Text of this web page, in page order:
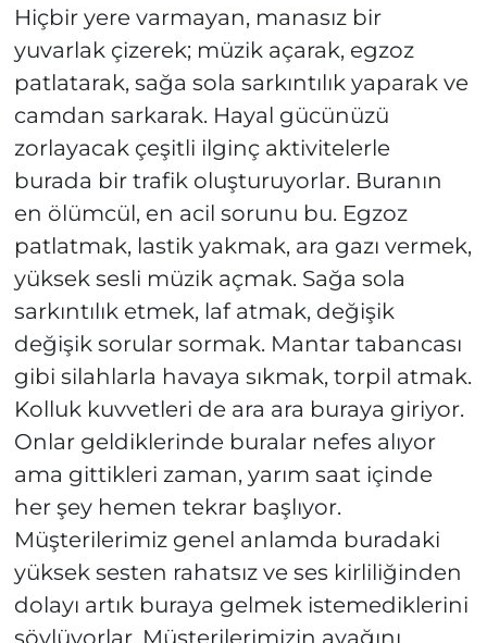
Hiçbir yere varmayan, manasız bir
yuvarlak çizerek; müzik açarak, egzoz
patlatarak, sağa sola sarkıntılık yaparak ve
camdan sarkarak. Hayal gücünüzü
zorlayacak çeşitli ilginç aktivitelerle
burada bir trafik oluşturuyorlar. Buranın
en ölümcül, en acil sorunu bu. Egzoz
patlatmak, lastik yakmak, ara gazı vermek,
yüksek sesli müzik açmak. Sağa sola
sarkıntılık etmek, laf atmak, değişik
değişik sorular sormak. Mantar tabancası
gibi silahlarla havaya sıkmak, torpil atmak.
Kolluk kuvvetleri de ara ara buraya giriyor.
Onlar geldiklerinde buralar nefes alıyor
ama gittikleri zaman, yarım saat içinde
her şey hemen tekrar başlıyor.
Müşterilerimiz genel anlamda buradaki
yüksek sesten rahatsız ve ses kirliliğinden
dolayı artık buraya gelmek istemediklerini
söylüyorlar. Müşterilerimizin ayağını